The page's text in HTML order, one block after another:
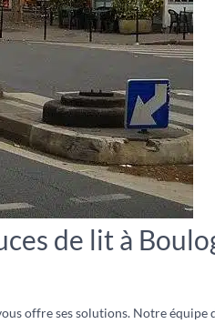
de lit à
offre ses solutions. Notre équipe